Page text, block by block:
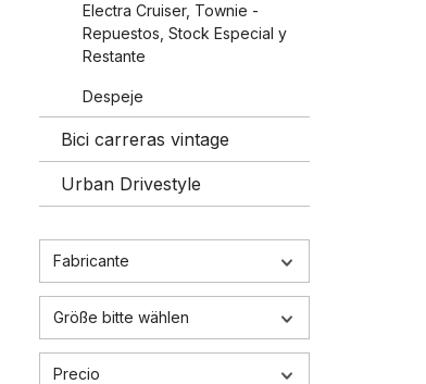
Electra Cruiser, Townie -
Repuestos, Stock Especial y
Restante
Despeje
Bici carreras vintage
Urban Drivestyle
Fabricante
Größe bitte wählen
Precio